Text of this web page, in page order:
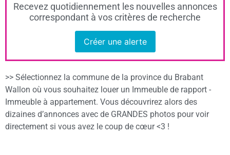
Recevez quotidiennement les nouvelles annonces
correspondant à vos critères de recherche
Créer une alerte
>> Sélectionnez la commune de la province du Brabant
Wallon où vous souhaitez louer un Immeuble de rapport -
Immeuble à appartement. Vous découvrirez alors des
dizaines d’annonces avec de GRANDES photos pour voir
directement si vous avez le coup de cœur <3 !